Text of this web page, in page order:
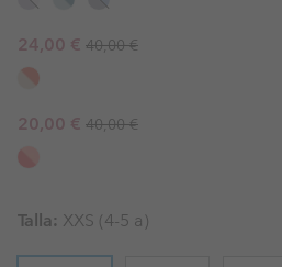
Sale price:
24,00 € Regular price:
40,00 €
Sale price:
20,00 € Regular price:
40,00 €
Talla: XXS (4-5 a)